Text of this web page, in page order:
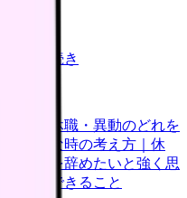
退職手続き
職・休職・異動のどれを
が不安な時の考え方｜休
看護師を辞めたいと強く思
に今日できること